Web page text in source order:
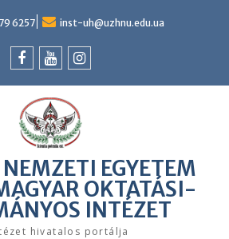
6257 inst-uh@uzhnu.edu.ua
EGYETEM
OKTATÁSI-
INTÉZET
hivatalos portálja